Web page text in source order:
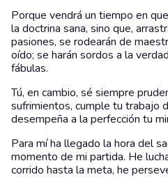
Porque vendrá un tiempo en
la doctrina sana, sino que,
pasiones, se rodearán de
oído; se harán sordos a la
fábulas.
Tú, en cambio, sé siempre
sufrimientos, cumple tu trabajo
desempeña a la perfección tu
Para mí ha llegado la hora del
momento de mi partida. He
corrido hasta la meta, he